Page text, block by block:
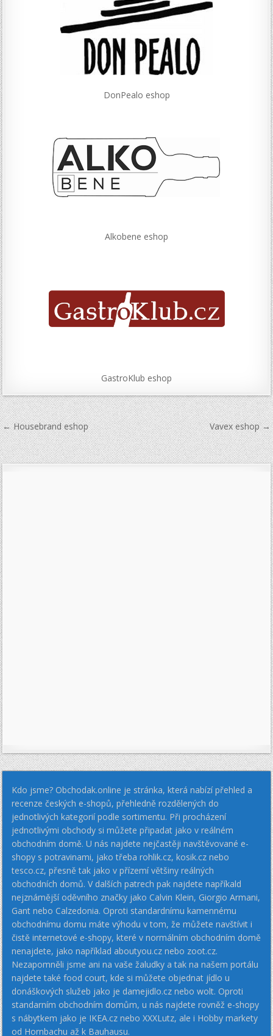
DonPealo eshop
Alkobene eshop
GastroKlub eshop
Navigace
pro
příspěvek
← Housebrand eshop Vavex eshop →
Kdo jsme? Obchodak.online je stránka, která nabízí přehled a
recenze českých e-shopů, přehledně rozdělených do
jednotlivých kategorií podle sortimentu. Při procházení
jednotlivými obchody si můžete připadat jako v reálném
obchodním domě. U nás najdete nejčastěji navštěvované e-
shopy s potravinami, jako třeba rohlik.cz, kosik.cz nebo
tesco.cz, přesně tak jako v přízemí většiny reálných
obchodních domů. V dalších patrech pak najdete napříkald
nejznámější oděvního značky jako Calvin Klein, Giorgio Armani,
Gant nebo Calzedonia. Oproti standardnímu kamennému
obchodnímu domu máte výhodu v tom, že můžete navštívit i
čistě internetové e-shopy, které v normálním obchodním domě
nenajdete, jako například aboutyou.cz nebo zoot.cz.
Nezapomněli jsme ani na vaše žaludky a tak na našem portálu
najdete také food court, kde si můžete objednat jídlo u
donáškových služeb jako je damejidlo.cz nebo wolt. Oproti
standarním obchodním domům, u nás najdete rovněž e-shopy
s nábytkem jako je IKEA.cz nebo XXXLutz, ale i Hobby markety
od Hornbachu až k Bauhausu.